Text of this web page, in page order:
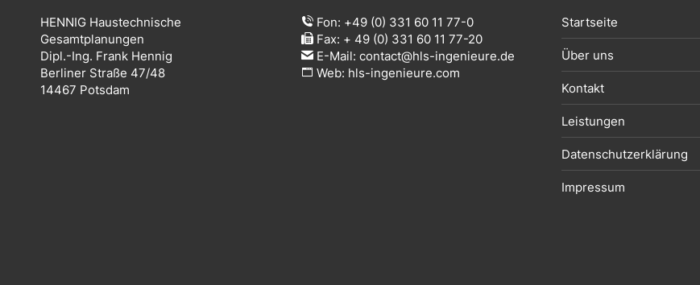
HENNIG Haustechnische
Gesamtplanungen
Dipl.-Ing. Frank Hennig
Berliner Straße 47/48
14467 Potsdam
Fon: +49 (0) 331 60 11 77-0
Fax: + 49 (0) 331 60 11 77-20
E-Mail: contact@hls-ingenieure.de
Web: hls-ingenieure.com
Startseite
Über uns
Kontakt
Leistungen
Datenschutzerklärung
Impressum